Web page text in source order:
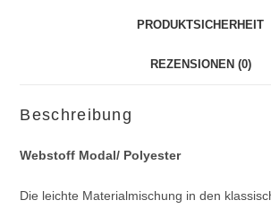
PRODUKTSICHERHEIT
REZENSIONEN (0)
Beschreibung
Webstoff Modal/ Polyester
Die leichte Materialmischung in den